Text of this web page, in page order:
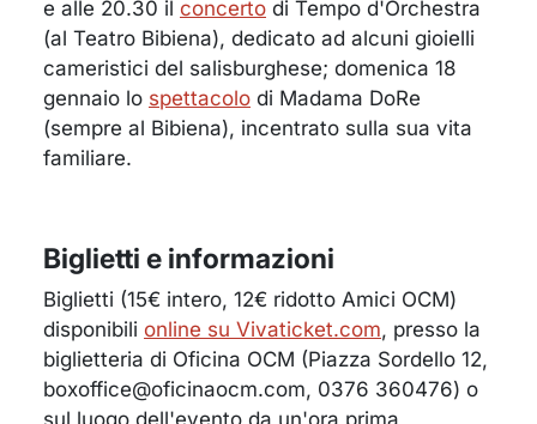
e alle 20.30 il concerto di Tempo d'Orchestra
(al Teatro Bibiena), dedicato ad alcuni gioielli
cameristici del salisburghese; domenica 18
gennaio lo spettacolo di Madama DoRe
(sempre al Bibiena), incentrato sulla sua vita
familiare.
Biglietti e informazioni
Biglietti (15€ intero, 12€ ridotto Amici OCM)
disponibili online su Vivaticket.com, presso la
biglietteria di Oficina OCM (Piazza Sordello 12,
boxoffice@oficinaocm.com, 0376 360476) o